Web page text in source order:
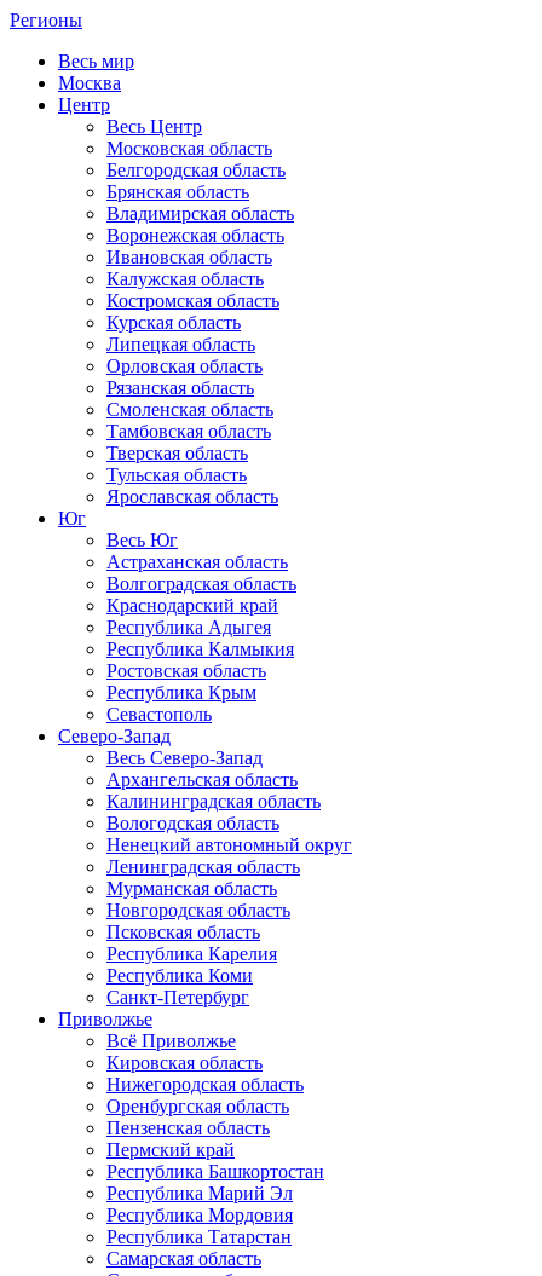
Регионы
Весь мир
Москва
Центр
Весь Центр
Московская область
Белгородская область
Брянская область
Владимирская область
Воронежская область
Ивановская область
Калужская область
Костромская область
Курская область
Липецкая область
Орловская область
Рязанская область
Смоленская область
Тамбовская область
Тверская область
Тульская область
Ярославская область
Юг
Весь Юг
Астраханская область
Волгоградская область
Краснодарский край
Республика Адыгея
Республика Калмыкия
Ростовская область
Республика Крым
Севастополь
Северо-Запад
Весь Северо-Запад
Архангельская область
Калининградская область
Вологодская область
Ненецкий автономный округ
Ленинградская область
Мурманская область
Новгородская область
Псковская область
Республика Карелия
Республика Коми
Санкт-Петербург
Приволжье
Всё Приволжье
Кировская область
Нижегородская область
Оренбургская область
Пензенская область
Пермский край
Республика Башкортостан
Республика Марий Эл
Республика Мордовия
Республика Татарстан
Самарская область